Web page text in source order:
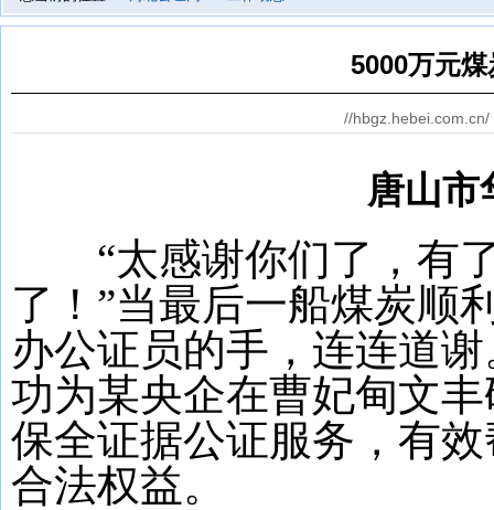
5000万元
//hbgz.hebei.com.cn/
唐山市华
“太感谢你们了，有了
了！”当最后一船煤炭顺
办公证员的手，连连道
功为某央企在曹妃甸文
保全证据公证服务，有
合法权益。